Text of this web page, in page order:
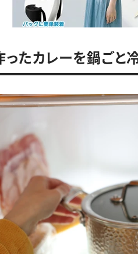
ったカレーを鍋ごと